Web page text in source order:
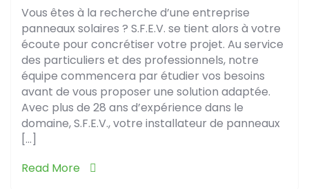
Vous êtes à la recherche d’une entreprise
panneaux solaires ? S.F.E.V. se tient alors à votre
écoute pour concrétiser votre projet. Au service
des particuliers et des professionnels, notre
équipe commencera par étudier vos besoins
avant de vous proposer une solution adaptée.
Avec plus de 28 ans d’expérience dans le
domaine, S.F.E.V., votre installateur de panneaux
[…]
Read More